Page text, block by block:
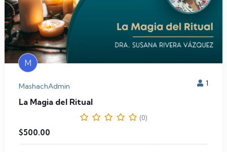
M
MashachAdmin 1
La Magia del Ritual
(0)
$500.00